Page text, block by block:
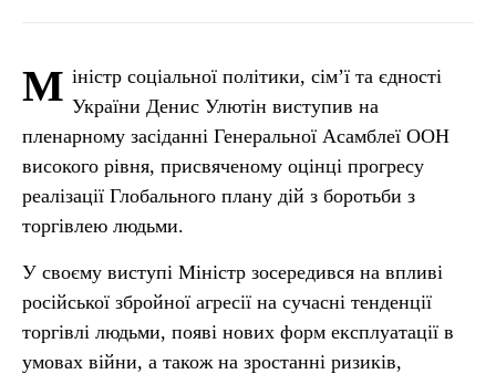
М іністр соціальної політики, сім’ї та єдності
України Денис Улютін виступив на
пленарному засіданні Генеральної Асамблеї ООН
високого рівня, присвяченому оцінці прогресу
реалізації Глобального плану дій з боротьби з
торгівлею людьми.
У своєму виступі Міністр зосередився на впливі
російської збройної агресії на сучасні тенденції
торгівлі людьми, появі нових форм експлуатації в
умовах війни, а також на зростанні ризиків,